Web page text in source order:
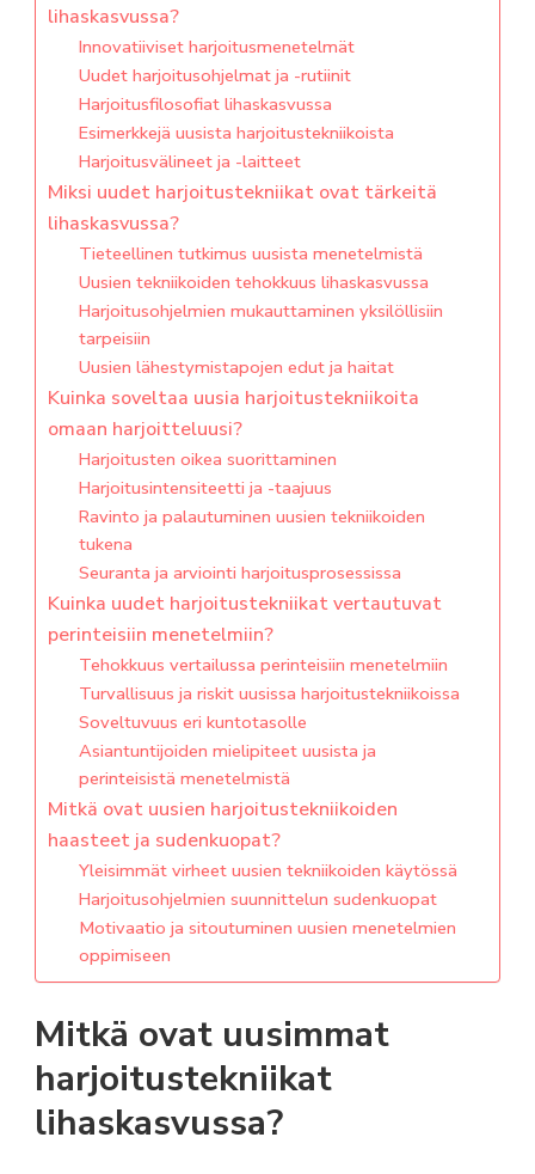
lihaskasvussa?
Innovatiiviset harjoitusmenetelmät
Uudet harjoitusohjelmat ja -rutiinit
Harjoitusfilosofiat lihaskasvussa
Esimerkkejä uusista harjoitustekniikoista
Harjoitusvälineet ja -laitteet
Miksi uudet harjoitustekniikat ovat tärkeitä
lihaskasvussa?
Tieteellinen tutkimus uusista menetelmistä
Uusien tekniikoiden tehokkuus lihaskasvussa
Harjoitusohjelmien mukauttaminen yksilöllisiin
tarpeisiin
Uusien lähestymistapojen edut ja haitat
Kuinka soveltaa uusia harjoitustekniikoita
omaan harjoitteluusi?
Harjoitusten oikea suorittaminen
Harjoitusintensiteetti ja -taajuus
Ravinto ja palautuminen uusien tekniikoiden
tukena
Seuranta ja arviointi harjoitusprosessissa
Kuinka uudet harjoitustekniikat vertautuvat
perinteisiin menetelmiin?
Tehokkuus vertailussa perinteisiin menetelmiin
Turvallisuus ja riskit uusissa harjoitustekniikoissa
Soveltuvuus eri kuntotasolle
Asiantuntijoiden mielipiteet uusista ja
perinteisistä menetelmistä
Mitkä ovat uusien harjoitustekniikoiden
haasteet ja sudenkuopat?
Yleisimmät virheet uusien tekniikoiden käytössä
Harjoitusohjelmien suunnittelun sudenkuopat
Motivaatio ja sitoutuminen uusien menetelmien
oppimiseen
Mitkä ovat uusimmat
harjoitustekniikat
lihaskasvussa?